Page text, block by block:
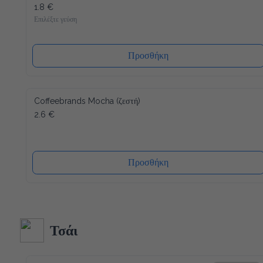
1.8 €
Επιλέξτε γεύση
Προσθήκη
Coffeebrands Mocha (ζεστή)
2.6 €
Προσθήκη
Τσάι